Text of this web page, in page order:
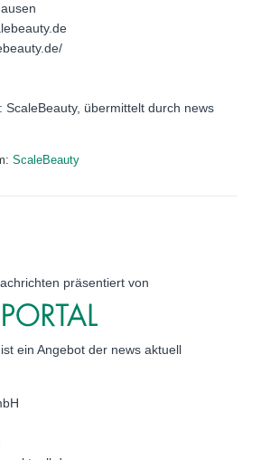
ScaleBeauty, übermittelt durch news
ScaleBeauty
präsentiert von
ein Angebot der news aktuell